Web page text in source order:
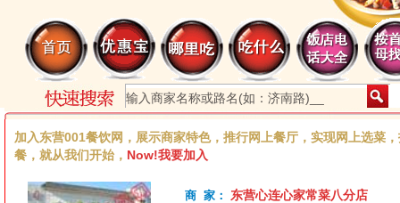
加入东营001餐饮网，展示商家特色，推行网上餐厅，实现网上选菜
餐，就从我们开始， Now!我要加入
商 家： 东营心连心家常菜八分店